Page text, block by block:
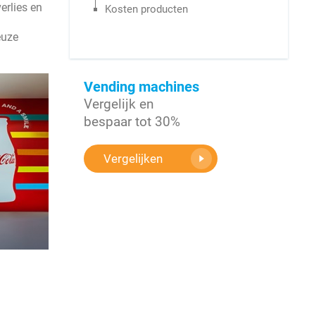
en
Kosten producten
Vending machines
Vergelijk en
bespaar tot 30%
Vergelijken